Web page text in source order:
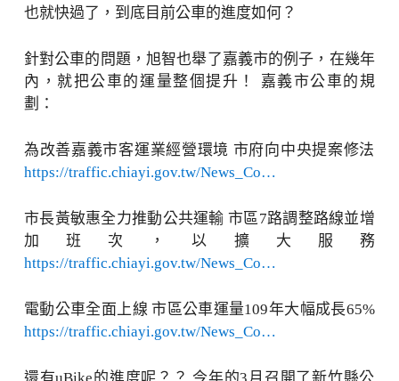
也就快過了，到底目前公車的進度如何？
針對公車的問題，旭智也舉了嘉義市的例子，在幾年
內，就把公車的運量整個提升！ 嘉義市公車的規
劃：
為改善嘉義市客運業經營環境 市府向中央提案修法
https://traffic.chiayi.gov.tw/News_Co…
市長黃敏惠全力推動公共運輸 市區7路調整路線並增
加班次，以擴大服務
https://traffic.chiayi.gov.tw/News_Co…
電動公車全面上線 市區公車運量109年大幅成長65%
https://traffic.chiayi.gov.tw/News_Co…
還有uBike的進度呢？？ 今年的3月召開了新竹縣公